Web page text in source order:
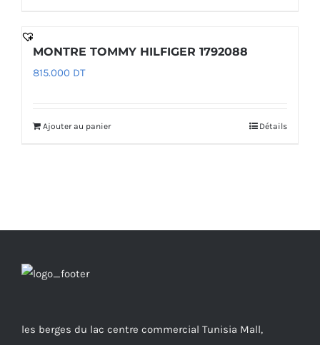
MONTRE TOMMY HILFIGER 1792088
815.000 DT
Ajouter au panier Détails
les berges du lac centre commercial Tunisia Mall,